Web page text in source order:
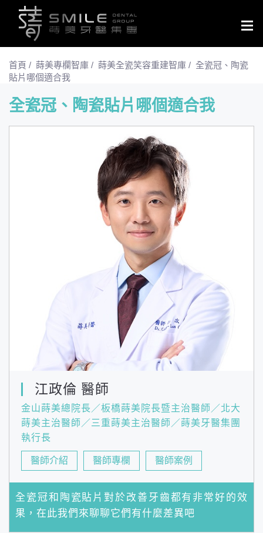
首頁 / 蒔美專欄智庫 / 蒔美全瓷笑容重建智庫 / 全瓷冠、陶瓷
貼片哪個適合我
全瓷冠、陶瓷貼片哪個適合我
江政倫 醫師
金山蒔美總院長／板橋蒔美院長暨主治醫師／北大
蒔美主治醫師／三重蒔美主治醫師／蒔美牙醫集團
執行長
醫師介紹 醫師專欄 醫師案例
全瓷冠和陶瓷貼片對於改善牙齒都有非常好的效
果，在此我們來聊聊它們有什麼差異吧